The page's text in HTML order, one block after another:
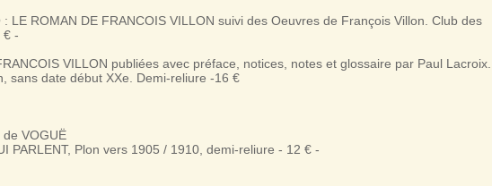
: LE ROMAN DE FRANCOIS VILLON suivi des Oeuvres de François Villon. Club des
€ -
VILLON publiées avec préface, notices, notes et glossaire par Paul Lacroix.
sans date début XXe. Demi-reliure -16 €
VOGUË
PARLENT, Plon vers 1905 / 1910, demi-reliure - 12 € -